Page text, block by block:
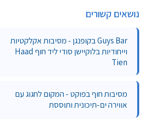
נושאים קשורים
Guys Bar בקופנגן - מסיבות אקלקטיות
וייחודיות בלוקיישן סודי ליד חוף Haad
Tien
מסיבות חוף בפוקט - המקום לחגוג עם
אווירה ים-תיכונית ותוססת